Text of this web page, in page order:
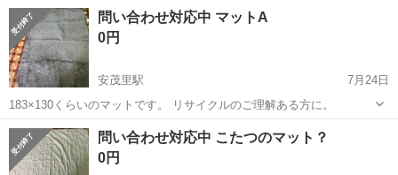
問い合わせ対応中 マットA
0円
安茂里駅
7月24日
183×130くらいのマットです。 リサイクルのご理解ある方に。
長野 長野市 安茂里駅 カーペット/マット/ラグ
問い合わせ対応中 こたつのマット？
0円